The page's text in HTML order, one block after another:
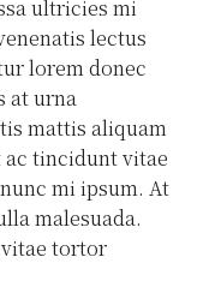
ultricies mi
lectus
lorem donec
at urna
mattis aliquam
tincidunt vitae
mi ipsum. At
malesuada.
vitae tortor